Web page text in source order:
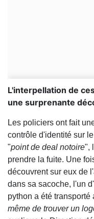
L'interpellation de
une surprenante
Les policiers ont fait
contrôle d'identité sur
"point de deal notoire",
prendre la fuite. Une
découvrent sur eux de
dans sa sacoche, l'un
python a été
même de trouver un